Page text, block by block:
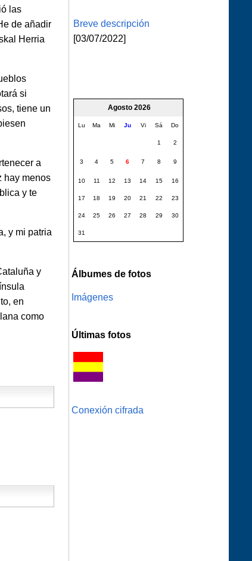
las
de añadir
Herria
si
tiene un
a
hay menos
y te
y mi patria
y
en
como
Breve descripción
[03/07/2022]
Agosto 2026
Lu Ma Mi Ju Vi Sá Do
1 2
3 4 5 6 7 8 9
10 11 12 13 14 15 16
17 18 19 20 21 22 23
24 25 26 27 28 29 30
31
Álbumes de fotos
Imágenes
Últimas fotos
Conexión cifrada